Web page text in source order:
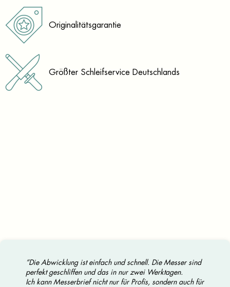
Originalitätsgarantie
Größter Schleifservice Deutschlands
”Die Abwicklung ist einfach und schnell. Die Messer sind
perfekt geschliffen und das in nur zwei Werktagen.
Ich kann Messerbrief nicht nur für Profis, sondern auch für